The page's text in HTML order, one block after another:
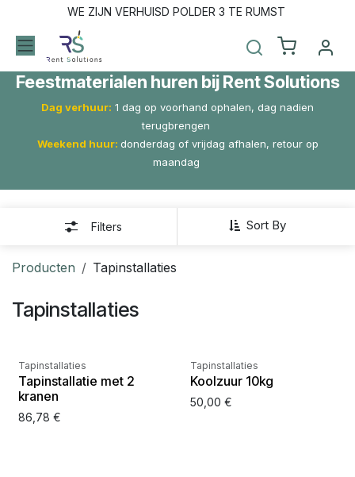
Overslaan naar inhoudWE ZIJN VERHUISD POLDER 3 TE RUMST
Feestmaterialen huren bij Rent Solutions
Dag verhuur: 1 dag op voorhand ophalen, dag nadien
terugbrengen
Weekend huur: donderdag of vrijdag afhalen, retour op
maandag
Sort By
Filters
Producten Tapinstallaties
Tapinstallaties
Tapinstallaties
Tapinstallatie met 2
kranen
86,78 €
Tapinstallaties
Koolzuur 10kg
50,00 €